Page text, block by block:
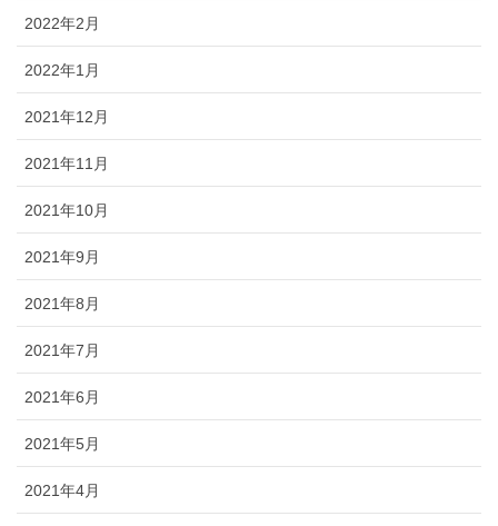
2022年2月
2022年1月
2021年12月
2021年11月
2021年10月
2021年9月
2021年8月
2021年7月
2021年6月
2021年5月
2021年4月